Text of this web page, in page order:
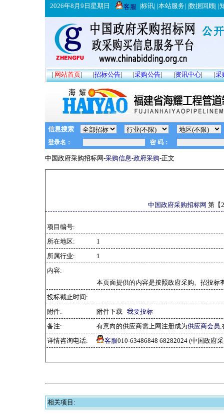
2026年8月9日星期日 客服 |标讯| |本站服务| |数据回顾| |
|网站首页| |招标公告| |采购公告| |资讯中心| |采
信息搜索
中国政府采购招标网-采购信息-政府采购-正文
中国政府采购招标网 第【
项目编号:
所在地区:
1
所属行业:
1
内容:
本页面提供的内容是按照政府采购、招投标
投标截止时间:
附件:
附件下载 我要投标
备注:
有意向的供应商需上网注册成为供应商会员,
详情咨询电话:
客服010-63486848 68282024 (中国政府
相关项目: